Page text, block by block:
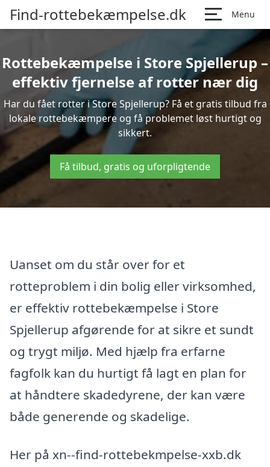
Find-rottebekæmpelse.dk Menu
Rottebekæmpelse i Store Spjellerup –
effektiv fjernelse af rotter nær dig
Har du fået rotter i Store Spjellerup? Få et gratis tilbud fra
lokale rottebekæmpere og få problemet løst hurtigt og
sikkert.
Få tilbud, gratis og uforpligtende
Uanset om du står over for et
rotteproblem i din bolig eller virksomhed,
er effektiv rottebekæmpelse i Store
Spjellerup afgørende for at sikre et sundt
og trygt miljø. Med hjælp fra erfarne
fagfolk kan du hurtigt få lagt en plan for
at håndtere skadedyrene, der kan være
både generende og skadelige.
Her på xn--find-rottebekmpelse-xxb.dk